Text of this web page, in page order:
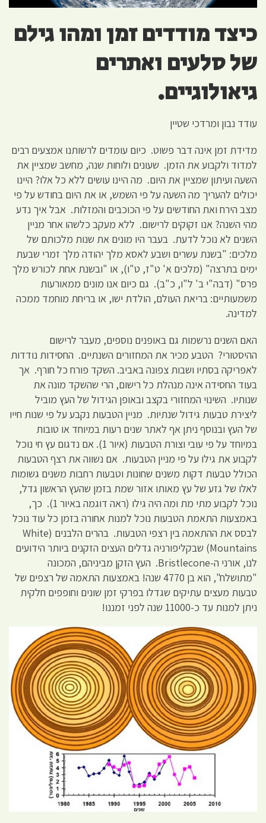
כיצד מודדים זמן ומהו גילם
של סלעים ואתרים
גיאולוגיים.
עודד נבון ומרדכי שטיין
מדידת זמן אינה דבר פשוט. כיום עומדים לרשותנו אמצעים רבים
למדוד ולקבוע את הזמן. שעונים ולוחות שנה, מחשב שמציין את
השעה ועיתון שמציין את היום. מה היינו עושים ללא כל אלו? היינו
יכולים להעריך מה השעה על פי השמש, או את היום בחודש על פי
מצב הירח ואת החודשים על פי הכוכבים והמזלות. אבל איך נדע
מהי השנה? אנו זקוקים לרישום. ללא מעקב כלשהו אחר מניין
השנים לא נוכל לדעת. בעבר היו מונים את שנות מלכותם של
מלכים: "בשנת עשרים ושבע לאסא מלך יהודה מלך זמרי שבעת
ימים בתרצה" (מלכים א' ט"ז, ט"ו), או "ובשנת אחת לכורש מלך
פרס" (דבה"י ב' ל"ו, כ"ב). גם כיום אנו מונים ממאורעות
משמעותיים: בריאת העולם, הולדת ישו, או בריחת מוחמד ממכה
למדינה.
האם השנים נרשמות גם באופנים נוספים, מעבר לרישום
ההיסטורי? הטבע מכיר את המחזורים השנתיים. החסידות נודדות
לאפריקה בסתיו ושבות צפונה באביב. השקד פורח כל חורף. אך
בעוד החסידה אינה מנהלת כל רישום, הרי שהשקד מונה את
שנותיו. השינוי המחזורי בקצב ובאופן הגידול של העץ מוביל
ליצירת טבעות גידול שנתיות. מניין הטבעות נקבע על פי שנות חייו
של העץ ובנוסף ניתן אף לאתר שנים רעות במיוחד או טובות
במיוחד על פי עובי וצורת הטבעות (איור 1). אם נדגום עץ חי נוכל
לקבוע את גילו על פי מניין הטבעות. אם נשווה את רצף הטבעות
הכולל טבעות דקות משנים שחונות וטבעות רחבות משנים גשומות
לאלו של גזע של עץ מאותו אזור שמת בזמן שהעץ הראשון גדל,
נוכל לקבוע מתי מת ומה היה גילו (ראה דוגמה באיור 1). כך,
באמצעות התאמת הטבעות נוכל למנות אחורה בזמן כל עוד נוכל
לבסס את ההתאמה בין רצפי הטבעות. בהרים הלבנים (White
Mountains) שבקליפורניה גדלים העצים הזקנים ביותר הידועים
לנו, אורני ה-Bristlecone. העץ הזקן מביניהם, המכונה
"מתושלח", הוא בן 4770 שנה! באמצעות התאמה של רצפים של
טבעות מעצים עתיקים שגדלו בפרקי זמן שונים וחופפים חלקית
ניתן למנות עד כ-11000 שנה לפני זמננו!